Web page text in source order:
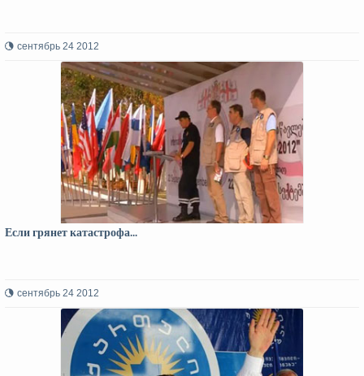
сентябрь 24 2012
Если грянет катастрофа...
сентябрь 24 2012